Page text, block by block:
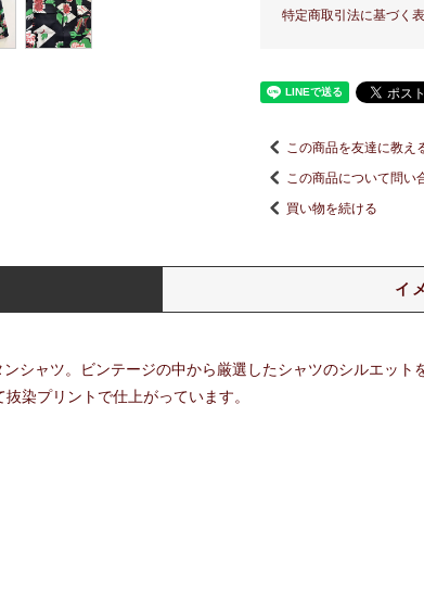
特定商取引法に基づく
この商品を友達に教え
この商品について問い
買い物を続ける
イ
シャツ。ビンテージの中から厳選したシャツのシルエット
染プリントで仕上がっています。